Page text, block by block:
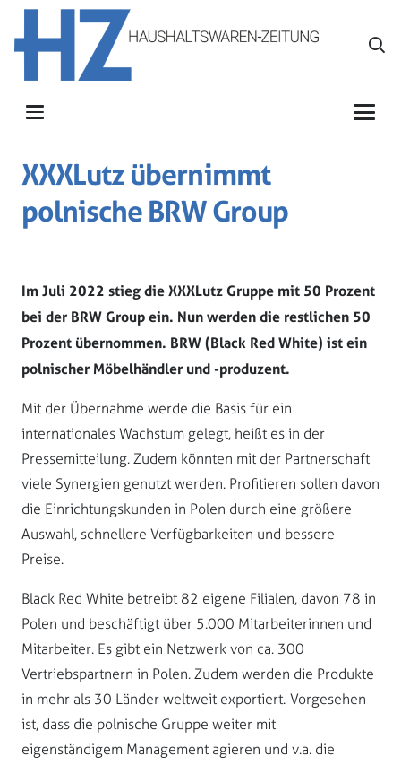
XXXLutz übernimmt
polnische BRW Group
Im Juli 2022 stieg die XXXLutz Gruppe mit 50 Prozent
bei der BRW Group ein. Nun werden die restlichen 50
Prozent übernommen. BRW (Black Red White) ist ein
polnischer Möbelhändler und -produzent.
Mit der Übernahme werde die Basis für ein
internationales Wachstum gelegt, heißt es in der
Pressemitteilung. Zudem könnten mit der Partnerschaft
viele Synergien genutzt werden. Profitieren sollen davon
die Einrichtungskunden in Polen durch eine größere
Auswahl, schnellere Verfügbarkeiten und bessere
Preise.
Black Red White betreibt 82 eigene Filialen, davon 78 in
Polen und beschäftigt über 5.000 Mitarbeiterinnen und
Mitarbeiter. Es gibt ein Netzwerk von ca. 300
Vertriebspartnern in Polen. Zudem werden die Produkte
in mehr als 30 Länder weltweit exportiert. Vorgesehen
ist, dass die polnische Gruppe weiter mit
eigenständigem Management agieren und v.a. die